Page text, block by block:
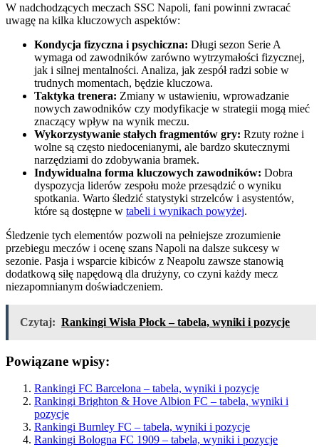
W nadchodzących meczach SSC Napoli, fani powinni zwracać
uwagę na kilka kluczowych aspektów:
Kondycja fizyczna i psychiczna: Długi sezon Serie A
wymaga od zawodników zarówno wytrzymałości fizycznej,
jak i silnej mentalności. Analiza, jak zespół radzi sobie w
trudnych momentach, będzie kluczowa.
Taktyka trenera: Zmiany w ustawieniu, wprowadzanie
nowych zawodników czy modyfikacje w strategii mogą mieć
znaczący wpływ na wynik meczu.
Wykorzystywanie stałych fragmentów gry: Rzuty rożne i
wolne są często niedocenianymi, ale bardzo skutecznymi
narzędziami do zdobywania bramek.
Indywidualna forma kluczowych zawodników: Dobra
dyspozycja liderów zespołu może przesądzić o wyniku
spotkania. Warto śledzić statystyki strzelców i asystentów,
które są dostępne w tabeli i wynikach powyżej.
Śledzenie tych elementów pozwoli na pełniejsze zrozumienie
przebiegu meczów i ocenę szans Napoli na dalsze sukcesy w
sezonie. Pasja i wsparcie kibiców z Neapolu zawsze stanowią
dodatkową siłę napędową dla drużyny, co czyni każdy mecz
niezapomnianym doświadczeniem.
Czytaj: Rankingi Wisła Płock – tabela, wyniki i pozycje
Powiązane wpisy:
Rankingi FC Barcelona – tabela, wyniki i pozycje
Rankingi Brighton & Hove Albion FC – tabela, wyniki i
pozycje
Rankingi Burnley FC – tabela, wyniki i pozycje
Rankingi Bologna FC 1909 – tabela, wyniki i pozycje